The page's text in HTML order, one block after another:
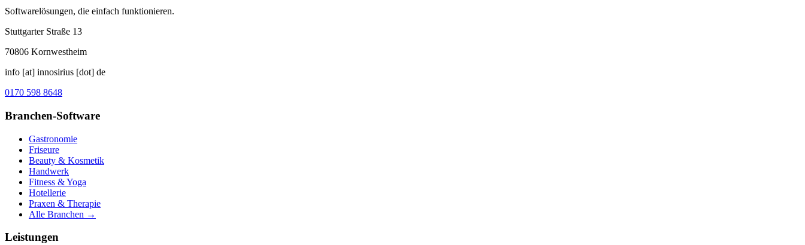
Softwarelösungen, die einfach funktionieren.
Stuttgarter Straße 13
70806 Kornwestheim
info [at] innosirius [dot] de
0170 598 8648
Branchen-Software
Gastronomie
Friseure
Beauty & Kosmetik
Handwerk
Fitness & Yoga
Hotellerie
Praxen & Therapie
Alle Branchen →
Leistungen